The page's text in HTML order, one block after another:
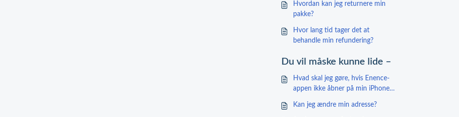
Hvordan kan jeg returnere min
pakke?
Hvor lang tid tager det at
behandle min refundering?
Du vil måske kunne lide –
Hvad skal jeg gøre, hvis Enence-
appen ikke åbner på min iPhone
Kan jeg ændre min adresse?